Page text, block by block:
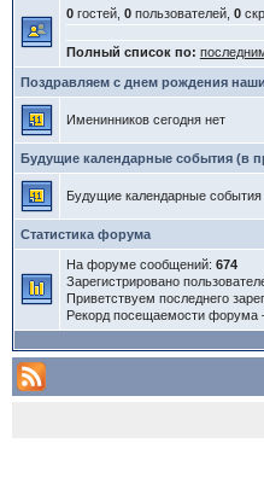
0гостей, 0пользователей, 0
Полный список по:
Поздравляем с днем рождения
Именинников сегодня нет
Будущие календарные события (в
Будущие календарные события
Статистика форума
На форуме сообщений: 674
Зарегистрировано
Приветствуем последнего
Рекорд посещаемости